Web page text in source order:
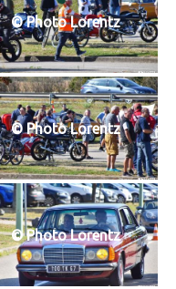
© Photo Lorentz
© Photo Lorentz
© Photo Lorentz